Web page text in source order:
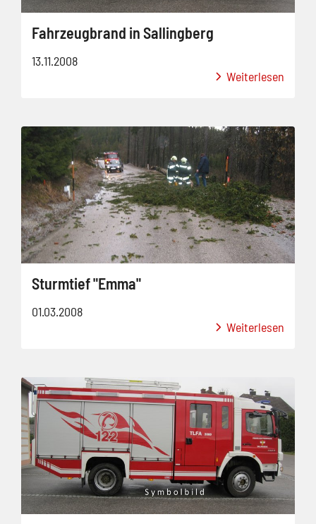
Fahrzeugbrand in Sallingberg
13.11.2008
Weiterlesen
Sturmtief "Emma"
01.03.2008
Weiterlesen